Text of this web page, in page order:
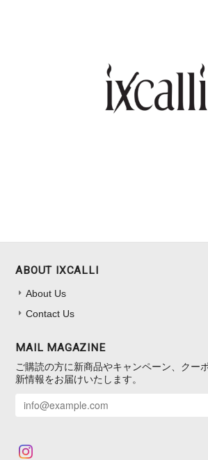
ABOUT IXCALLI
About Us
Contact Us
MAIL MAGAZINE
ご購読の方に新商品やキャンペーン、クー
新情報をお届けいたします。